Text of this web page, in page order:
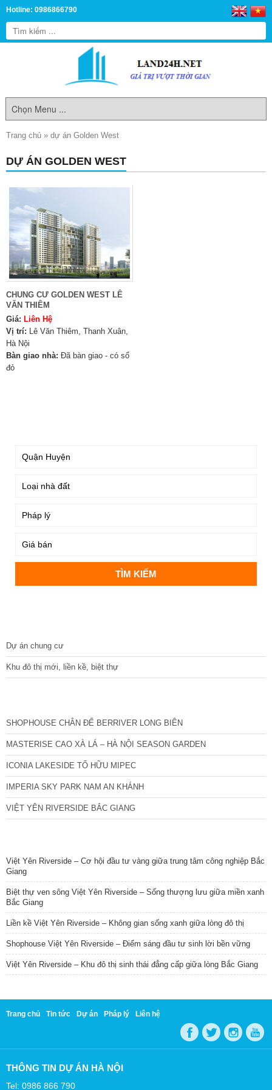
Hotline: 0986866790
Trang chủ » dự án Golden West
DỰ ÁN GOLDEN WEST
CHUNG CƯ GOLDEN WEST LÊ
VĂN THIÊM
Giá: Liên Hệ
Vị trí: Lê Văn Thiêm, Thanh Xuân,
Hà Nội
Bàn giao nhà: Đã bàn giao - có sổ
đỏ
Dự án chung cư
Khu đô thị mới, liền kề, biệt thự
SHOPHOUSE CHÂN ĐẾ BERRIVER LONG BIÊN
MASTERISE CAO XÀ LÁ – HÀ NỘI SEASON GARDEN
ICONIA LAKESIDE TỐ HỮU MIPEC
IMPERIA SKY PARK NAM AN KHÁNH
VIỆT YÊN RIVERSIDE BẮC GIANG
Việt Yên Riverside – Cơ hội đầu tư vàng giữa trung tâm công nghiệp Bắc
Giang
Biệt thự ven sông Việt Yên Riverside – Sống thượng lưu giữa miền xanh
Bắc Giang
Liền kề Việt Yên Riverside – Không gian sống xanh giữa lòng đô thị
Shophouse Việt Yên Riverside – Điểm sáng đầu tư sinh lời bền vững
Việt Yên Riverside – Khu đô thị sinh thái đẳng cấp giữa lòng Bắc Giang
Trang chủ Tin tức Dự án Pháp lý Liên hệ
THÔNG TIN DỰ ÁN HÀ NỘI
Tel: 0986 866 790